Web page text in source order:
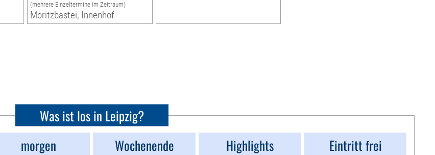
(mehrere Einzeltermine im Zeitraum)
Moritzbastei, Innenhof
Was ist los in Leipzig?
morgen Wochenende Highlights Eintritt frei